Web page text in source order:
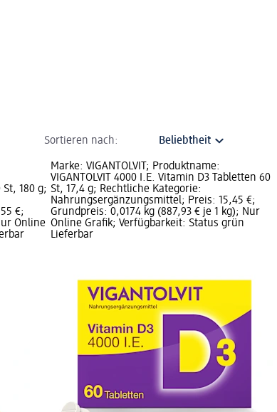
Sortieren nach:
180 g;
€;
Online
Marke: VIGANTOLVIT; Produktname:
VIGANTOLVIT 4000 I.E. Vitamin D3 Tabletten 60
St, 17,4 g; Rechtliche Kategorie:
Nahrungsergänzungsmittel; Preis: 15,45 €;
Grundpreis: 0,0174 kg (887,93 € je 1 kg); Nur
Online Grafik; Verfügbarkeit: Status grün
Lieferbar